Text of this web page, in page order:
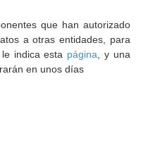
que han autorizado
a otras entidades, para
indica esta página , y una
en unos días